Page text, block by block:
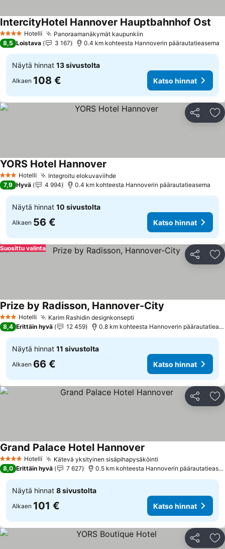
4 Tähtiluokitus
Hotelli Panoraamanäkymät kaupunkiin
IntercityHotel Hannover Hauptbahnhof Ost
8,5 Loistava 3 167 0.4 km kohteesta Hannoverin päärautatieasema
Näytä hinnat 13 sivustolta
Alkaen 108 € Katso hinnat
Jaa
3 Tähtiluokitus
Hotelli Integroitu elokuvaviihdeKatso hinnat
YORS Hotel Hannover
7,9 Hyvä 4 994 0.4 km kohteesta Hannoverin päärautatieasema
Näytä hinnat 10 sivustolta
Alkaen 56 € Katso hinnat
Jaa
Suosittu valinta
3 Tähtiluokitus
Hotelli Karim Rashidin designkonsepti
Prize by Radisson, Hannover-City
8,4 Erittäin hyvä 12 459 0.8 km kohteesta Hannoverin
Näytä hinnat 11 sivustolta
Alkaen 66 € Katso hinnat
Jaa
4 Tähtiluokitus
Hotelli Kätevä yksityinen sisäpihapysäköinti
Grand Palace Hotel Hannover
8,0 Erittäin hyvä 7 627 0.5 km kohteesta Hannoverin
Näytä hinnat 8 sivustolta
Alkaen 101 € Katso hinnat
Jaa